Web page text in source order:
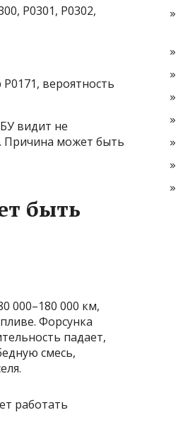
P0301, P0302,
вероятность
видит не
Причина может быть
быть
000–180 000 км,
Форсунка
падает,
смесь,
работать